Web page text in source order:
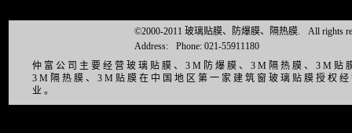
©2000-2011 玻璃贴膜、防爆膜、隔热膜.
All rights
Address:
Phone: 021-55911180
仲富公司主要经营玻璃贴膜、3M防爆膜、3M隔热膜、3M
3M隔热膜、3M贴膜在中国地区第一家建筑窗玻璃贴膜授权
业。